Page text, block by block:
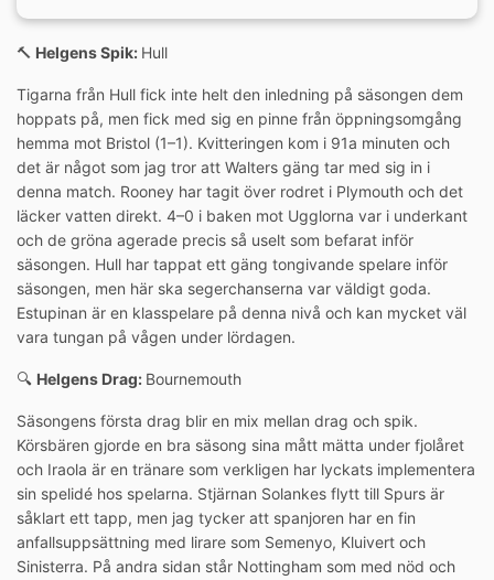
🔨 Helgens Spik: Hull
Tigarna från Hull fick inte helt den inledning på säsongen dem
hoppats på, men fick med sig en pinne från öppningsomgång
hemma mot Bristol (1–1). Kvitteringen kom i 91a minuten och
det är något som jag tror att Walters gäng tar med sig in i
denna match. Rooney har tagit över rodret i Plymouth och det
läcker vatten direkt. 4–0 i baken mot Ugglorna var i underkant
och de gröna agerade precis så uselt som befarat inför
säsongen. Hull har tappat ett gäng tongivande spelare inför
säsongen, men här ska segerchanserna var väldigt goda.
Estupinan är en klasspelare på denna nivå och kan mycket väl
vara tungan på vågen under lördagen.
🔍 Helgens Drag: Bournemouth
Säsongens första drag blir en mix mellan drag och spik.
Körsbären gjorde en bra säsong sina mått mätta under fjolåret
och Iraola är en tränare som verkligen har lyckats implementera
sin spelidé hos spelarna. Stjärnan Solankes flytt till Spurs är
såklart ett tapp, men jag tycker att spanjoren har en fin
anfallsuppsättning med lirare som Semenyo, Kluivert och
Sinisterra. På andra sidan står Nottingham som med nöd och